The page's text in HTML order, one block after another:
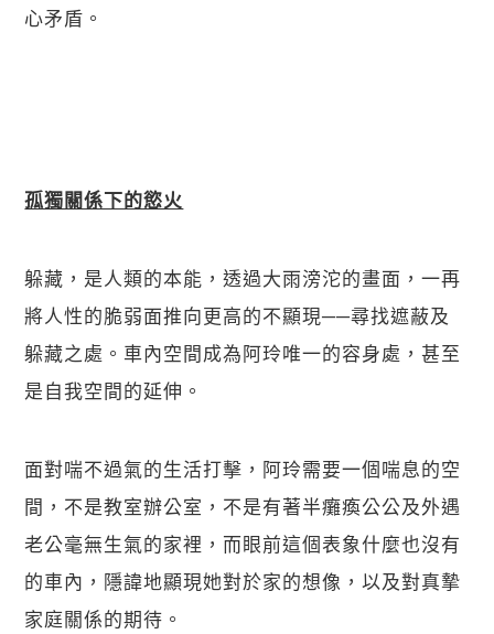
心矛盾。
孤獨關係下的慾火
躲藏，是人類的本能，透過大雨滂沱的畫面，一再
將人性的脆弱面推向更高的不顯現──尋找遮蔽及
躲藏之處。車內空間成為阿玲唯一的容身處，甚至
是自我空間的延伸。
面對喘不過氣的生活打擊，阿玲需要一個喘息的空
間，不是教室辦公室，不是有著半癱瘓公公及外遇
老公毫無生氣的家裡，而眼前這個表象什麼也沒有
的車內，隱諱地顯現她對於家的想像，以及對真摯
家庭關係的期待。